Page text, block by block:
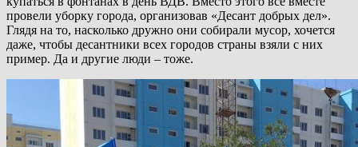
провели уборку города, организовав «Десант добрых дел».
Глядя на то, насколько дружно они собирали мусор, хочется
даже, чтобы десантники всех городов страны взяли с них
пример. Да и другие люди – тоже.